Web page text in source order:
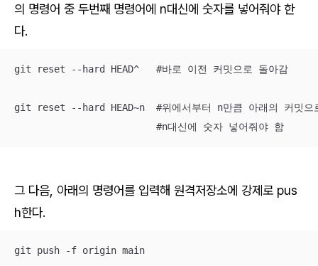
의 명령어 중 두번째 명령어에 n대신에 숫자를 넣어줘야 한
다.
git reset --hard HEAD^   #바로 이전 커밋으로 돌아감
git reset --hard HEAD~n  #위에서부터 n만큼 아래의 커밋으
                         #n대신에 숫자 넣어줘야 함
그 다음, 아래의 명령어를 입력해 원격저장소에 강제로 pus
h한다.
git push -f origin main